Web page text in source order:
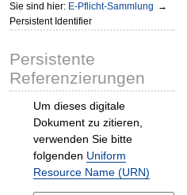
Sie sind hier: E-Pflicht-Sammlung →
Persistent Identifier
Persistente
Referenzierungen
Um dieses digitale
Dokument zu zitieren,
verwenden Sie bitte
folgenden Uniform
Resource Name (URN)